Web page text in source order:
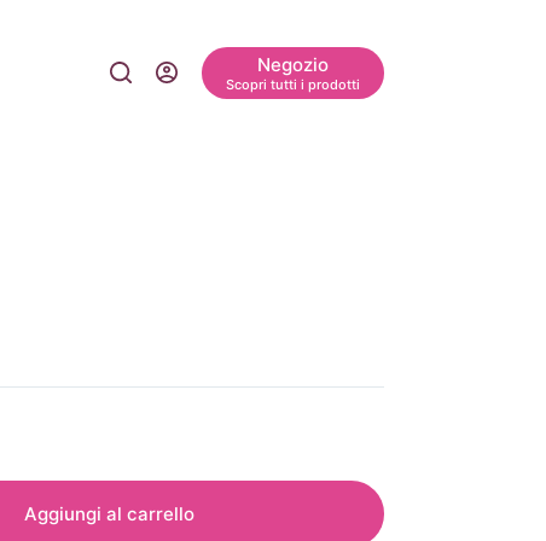
Negozio
Scopri tutti i prodotti
Aggiungi al carrello